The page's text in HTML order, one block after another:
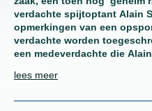
verdachte spijtoptant Alain
opmerkingen van een
verdachte worden
een medeverdachte die
lees meer